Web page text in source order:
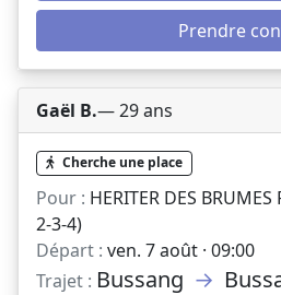
Prendre
Gaël B.— 29 ans
Cherche une place
Pour : HERITER DES
2-3-4)
Départ : ven. 7 août · 09:00
Trajet : Bussang →